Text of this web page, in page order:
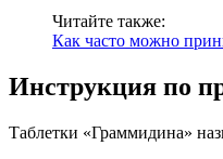
Читайте также:
Как часто можно
Инструкция по
Таблетки «Граммидина»